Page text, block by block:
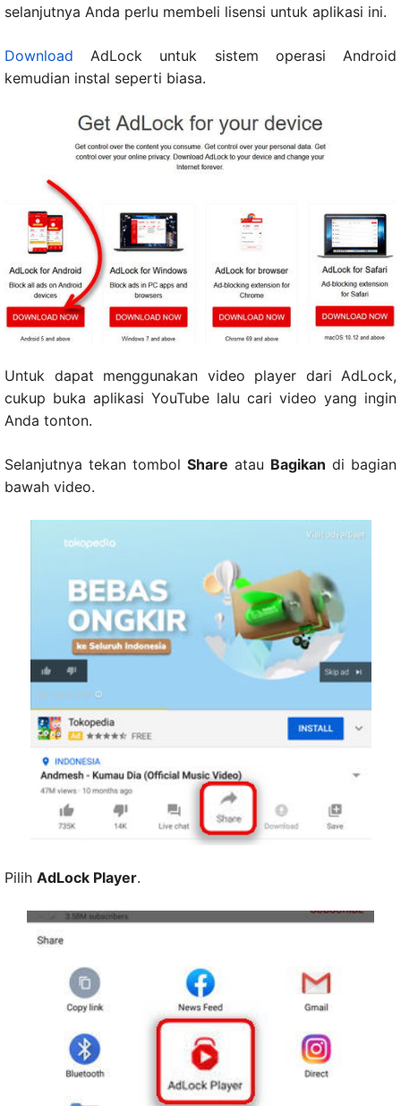
selanjutnya Anda perlu membeli lisensi untuk aplikasi ini.
Download AdLock untuk sistem operasi Android
kemudian instal seperti biasa.
Untuk dapat menggunakan video player dari AdLock,
cukup buka aplikasi YouTube lalu cari video yang ingin
Anda tonton.
Selanjutnya tekan tombolShare atau Bagikan di bagian
bawah video.
Pilih AdLock Player.